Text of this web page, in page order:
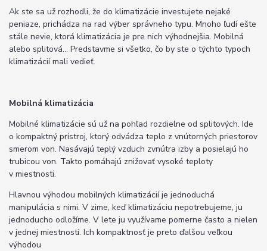
Ak ste sa už rozhodli, že do klimatizácie investujete nejaké
peniaze, prichádza na rad výber správneho typu. Mnoho ľudí ešte
stále nevie, ktorá klimatizácia je pre nich výhodnejšia. Mobilná
alebo splitová... Predstavme si všetko, čo by ste o týchto typoch
klimatizácií mali vedieť.
Mobilná klimatizácia
Mobilné klimatizácie sú už na pohľad rozdielne od splitových. Ide
o kompaktný prístroj, ktorý odvádza teplo z vnútorných priestorov
smerom von. Nasávajú teplý vzduch zvnútra izby a posielajú ho
trubicou von. Takto pomáhajú znižovať vysoké teploty
v miestnosti.
Hlavnou výhodou mobilných klimatizácií je jednoduchá
manipulácia s nimi. V zime, keď klimatizáciu nepotrebujeme, ju
jednoducho odložíme. V lete ju využívame pomerne často a nielen
v jednej miestnosti. Ich kompaktnosť je preto ďalšou veľkou
výhodou